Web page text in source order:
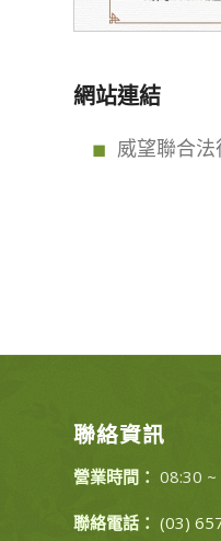
網站連結
威望聯合法
聯絡資訊
營業時間： 08:30 ~
聯絡電話： (03)